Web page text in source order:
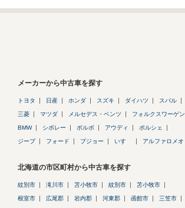
メーカーから中古車を探す
トヨタ 日産 ホンダ スズキ ダイハツ スバル
三菱 マツダ メルセデス・ベンツ フォルクスワーゲン
BMW シボレー ボルボ アウディ ポルシェ
ジープ フォード プジョー いすゞ アルファロメオ
北海道の市区町村から中古車を探す
紋別市 滝川市 苫小牧市 紋別市 苫小牧市
根室市 広尾郡 岩内郡 河東郡 函館市 三笠市